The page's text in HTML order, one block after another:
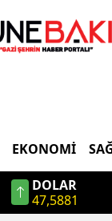
EKONOMI
DOLAR
47,5881